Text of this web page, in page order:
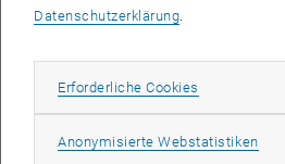
zur erfolgreichen
Verteidigung ihrer
basins“im Fachgebiet
Datenschutzerklärung
Erforderliche Cookies
Anonymisierte Webstatistiken